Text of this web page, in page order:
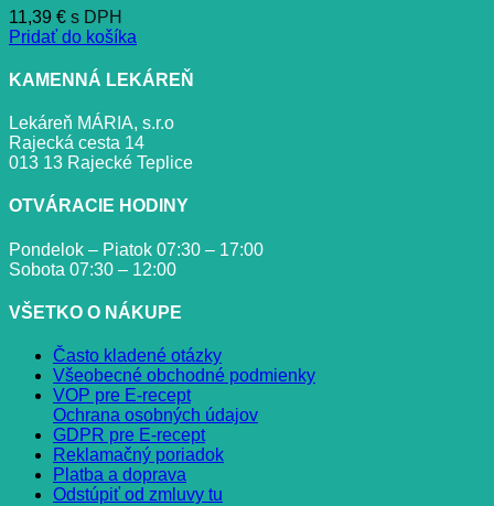
11,39 € s DPH
Pridať do košíka
KAMENNÁ LEKÁREŇ
Lekáreň MÁRIA, s.r.o
Rajecká cesta 14
013 13 Rajecké Teplice
OTVÁRACIE HODINY
Pondelok – Piatok 07:30 – 17:00
Sobota 07:30 – 12:00
VŠETKO O NÁKUPE
Často kladené otázky
Všeobecné obchodné podmienky
VOP pre E-recept
Ochrana osobných údajov
GDPR pre E-recept
Reklamačný poriadok
Platba a doprava
Odstúpiť od zmluvy tu